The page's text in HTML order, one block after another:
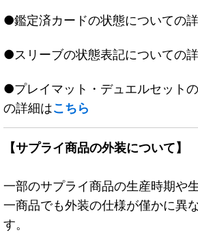
●鑑定済カードの状態についての
●スリーブの状態表記についての
●プレイマット・デュエルセット
の詳細はこちら
【サプライ商品の外装について】
一部のサプライ商品の生産時期や
一商品でも外装の仕様が僅かに異
す。